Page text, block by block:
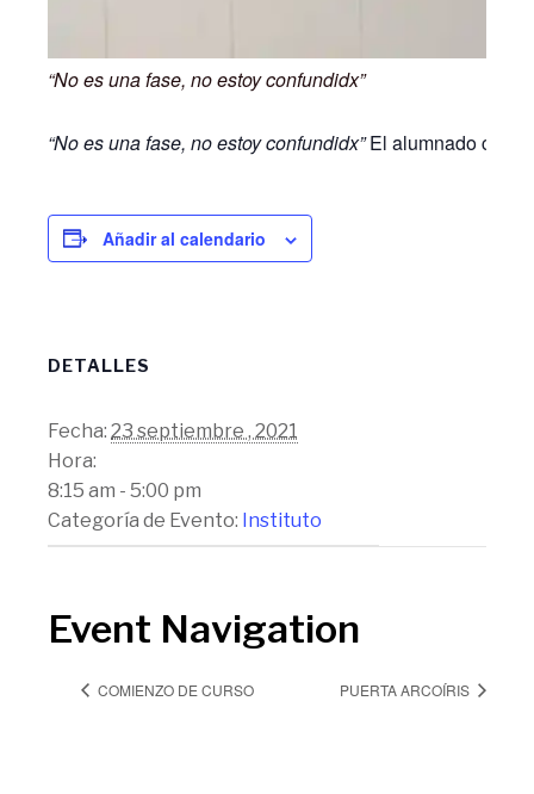
“No es una fase, no estoy confundidx”
“No es una fase, no estoy confundidx”El alumnado
Añadir al calendario
DETALLES
Fecha: 23 septiembre , 2021
Hora:
8:15 am - 5:00 pm
Categoría de Evento: Instituto
Event Navigation
COMIENZO DE CURSO PUERTA ARCOÍRIS